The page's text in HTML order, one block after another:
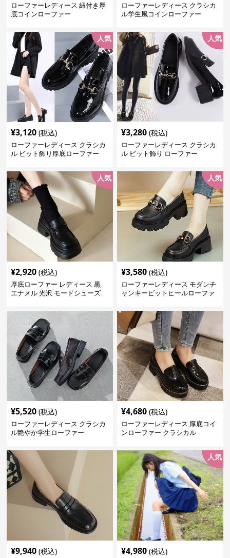
ローファーレディース 紐付き厚
底コインローファー
ローファーレディース クラシカ
ル学生風コインローファー
人気
¥3,120 (税込)
ローファーレディース クラシカ
ル ビット飾り厚底ローファー
人気
¥3,280 (税込)
ローファーレディース クラシカ
ル ビット飾り ローファー
人気
¥2,920 (税込)
厚底ローファー レディース 黒
エナメル 光沢 モードシューズ
人気
¥3,580 (税込)
ローファーレディース モダンチ
ャンキービットヒールローファ
¥5,520 (税込)
ローファーレディース クラシカ
ル艶やか学生ローファー
¥4,680 (税込)
ローファーレディース 厚底コイ
ンローファー クラシカル
¥9,940 (税込)
人気
¥4,980 (税込)